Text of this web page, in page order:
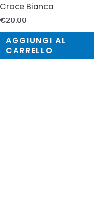
Croce Bianca
€20.00
AGGIUNGI AL
CARRELLO